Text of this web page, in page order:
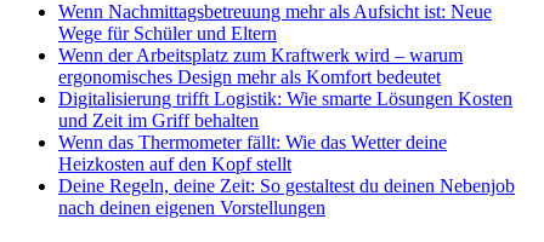
Wenn Nachmittagsbetreuung mehr als Aufsicht ist: Neue
Wege für Schüler und Eltern
Wenn der Arbeitsplatz zum Kraftwerk wird – warum
ergonomisches Design mehr als Komfort bedeutet
Digitalisierung trifft Logistik: Wie smarte Lösungen Kosten
und Zeit im Griff behalten
Wenn das Thermometer fällt: Wie das Wetter deine
Heizkosten auf den Kopf stellt
Deine Regeln, deine Zeit: So gestaltest du deinen Nebenjob
nach deinen eigenen Vorstellungen